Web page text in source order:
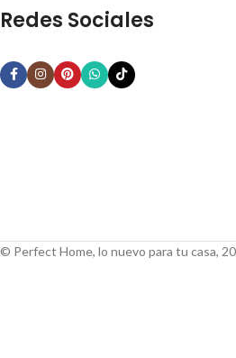
Redes Sociales
© Perfect Home, lo nuevo para tu casa,